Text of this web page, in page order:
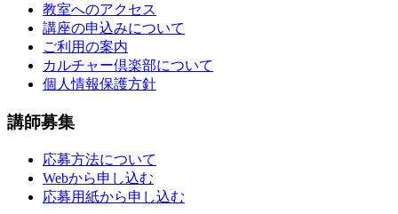
教室へのアクセス
講座の申込みについて
ご利用の案内
カルチャー倶楽部について
個人情報保護方針
講師募集
応募方法について
Webから申し込む
応募用紙から申し込む